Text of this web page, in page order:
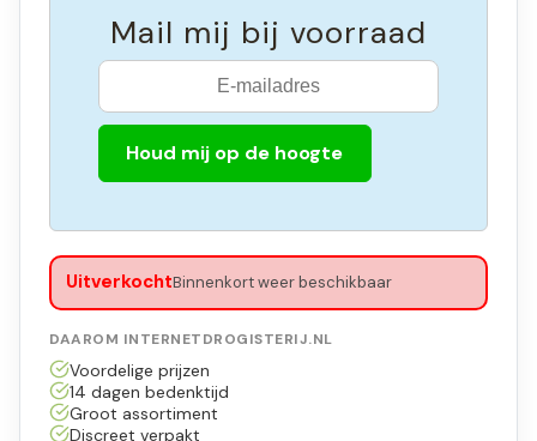
Mail mij bij voorraad
Houd mij op de hoogte
UitverkochtBinnenkort weer beschikbaar
DAAROM INTERNETDROGISTERIJ.NL
Voordelige prijzen
14 dagen bedenktijd
Groot assortiment
Discreet verpakt